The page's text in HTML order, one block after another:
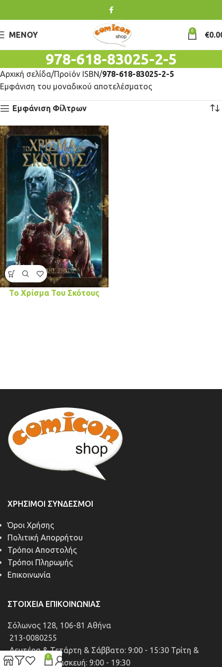
ΜΕΝΟΎ 0 €
978-618-83025-2-5
Αρχική σελίδα Προϊόν ISBN 978-618-83025-2-5
Εμφάνιση του μοναδικού αποτελέσματος
Εμφάνιση Φίλτρων
Το Χρίσμα Του Σκότους
ΧΡΉΣΙΜΟΙ ΣΎΝΔΕΣΜΟΙ
Όροι Χρήσης
Πολιτική Απορρήτου
Τρόποι Αποστολής
Τρόποι Πληρωμής
Επικοινωνία
ΣΤΟΙΧΕΊΑ ΕΠΙΚΟΙΝΩΝΊΑΣ
Σόλωνος 128, 106-81 Αθήνα
213-0080255
Δευτέρα & Τετάρτη & Σάββατο: 9:00 - 15:30 Τρίτη &
Πέμπτη & Παρασκευή: 9:00 - 19:30
0